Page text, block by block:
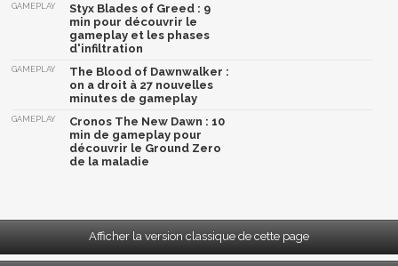
GAMEPLAY
Styx Blades of Greed : 9
min pour découvrir le
gameplay et les phases
d'infiltration
GAMEPLAY
The Blood of Dawnwalker :
on a droit à 27 nouvelles
minutes de gameplay
GAMEPLAY
Cronos The New Dawn : 10
min de gameplay pour
découvrir le Ground Zero
de la maladie
Afficher la version classique de cette page